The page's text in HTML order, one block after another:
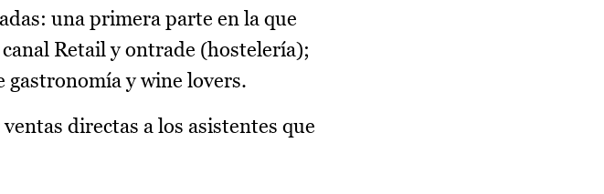
una primera parte en la que
Retail y ontrade (hostelería);
gastronomía y wine lovers.
directas a los asistentes que